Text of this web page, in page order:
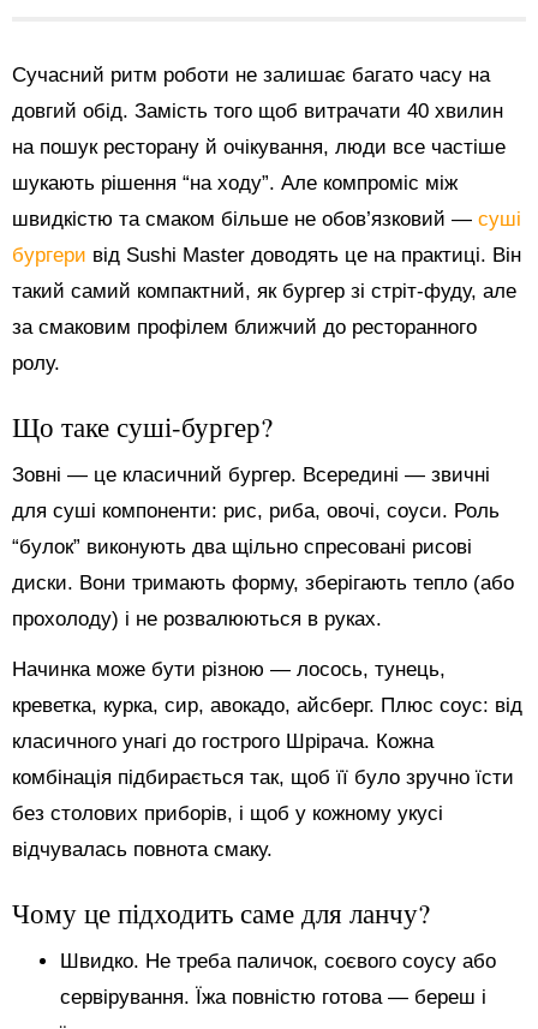
Сучасний ритм роботи не залишає багато часу на
довгий обід. Замість того щоб витрачати 40 хвилин
на пошук ресторану й очікування, люди все частіше
шукають рішення “на ходу”. Але компроміс між
швидкістю та смаком більше не обов’язковий — суші
бургери від Sushi Master доводять це на практиці. Він
такий самий компактний, як бургер зі стріт-фуду, але
за смаковим профілем ближчий до ресторанного
ролу.
Що таке суші-бургер?
Зовні — це класичний бургер. Всередині — звичні
для суші компоненти: рис, риба, овочі, соуси. Роль
“булок” виконують два щільно спресовані рисові
диски. Вони тримають форму, зберігають тепло (або
прохолоду) і не розвалюються в руках.
Начинка може бути різною — лосось, тунець,
креветка, курка, сир, авокадо, айсберг. Плюс соус: від
класичного унагі до гострого Шрірача. Кожна
комбінація підбирається так, щоб її було зручно їсти
без столових приборів, і щоб у кожному укусі
відчувалась повнота смаку.
Чому це підходить саме для ланчу?
Швидко. Не треба паличок, соєвого соусу або
сервірування. Їжа повністю готова — береш і